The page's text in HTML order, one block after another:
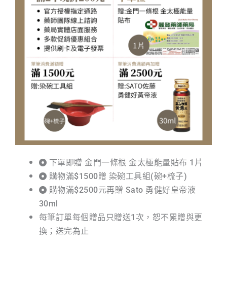
下單即贈 金門一條根 金太極能量貼布 1片
購物滿$1500贈 染碗工具組(碗+梳子)
購物滿$2500元再贈 Sato 勇健好皇帝液
30ml
每筆訂單每個贈品只贈送1次，恕不累贈與更
換；送完為止